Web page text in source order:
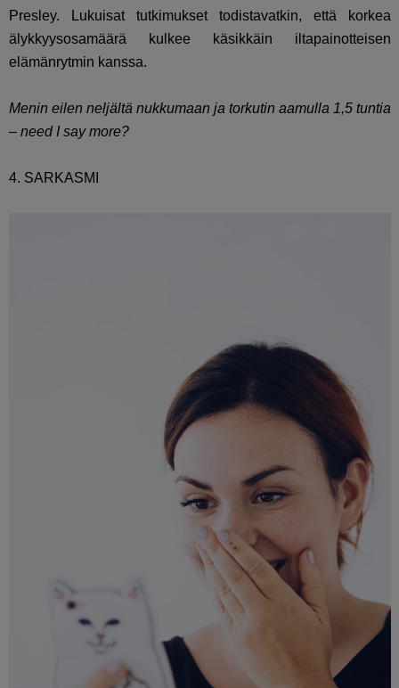
Presley. Lukuisat tutkimukset todistavatkin, että korkea
älykkyysosamäärä kulkee käsikkäin iltapainotteisen
elämänrytmin kanssa.
Menin eilen neljältä nukkumaan ja torkutin aamulla 1,5 tuntia
– need I say more?
4. SARKASMI